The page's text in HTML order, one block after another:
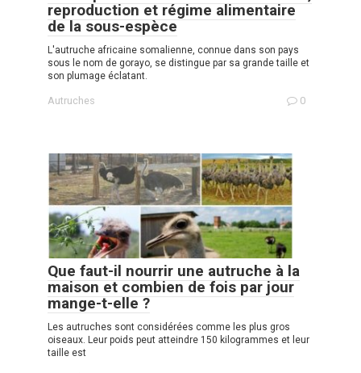
reproduction et régime alimentaire
de la sous-espèce
L'autruche africaine somalienne, connue dans son pays
sous le nom de gorayo, se distingue par sa grande taille et
son plumage éclatant.
Autruches 0
Que faut-il nourrir une autruche à la
maison et combien de fois par jour
mange-t-elle ?
Les autruches sont considérées comme les plus gros
oiseaux. Leur poids peut atteindre 150 kilogrammes et leur
taille est